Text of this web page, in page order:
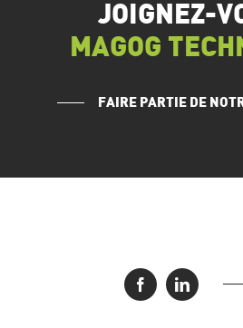
JOIGNEZ-
MAGOG
FAIRE PARTIE DE